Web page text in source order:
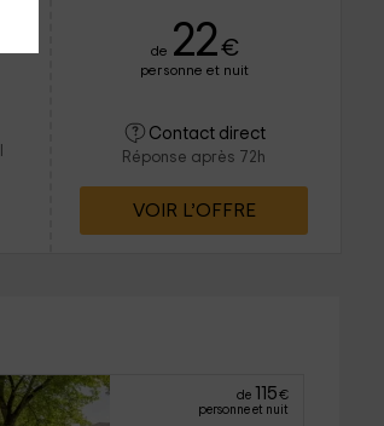
de 22€
personne et nuit
Contact direct
Réponse après 72h
VOIR L’OFFRE
de 115€
personne et nuit